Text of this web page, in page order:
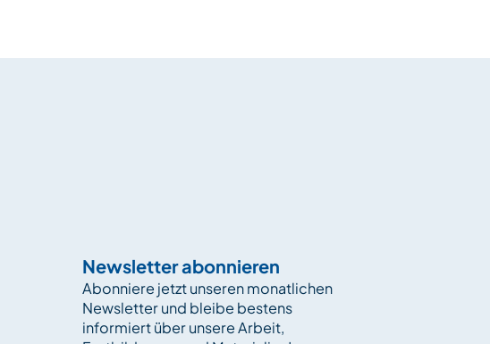
Newsletter abonnieren
Abonniere jetzt unseren monatlichen
Newsletter und bleibe bestens
informiert über unsere Arbeit,